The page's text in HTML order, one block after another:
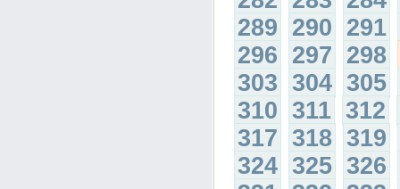
289 290 291
296 297 298
303 304 305
310 311 312
317 318 319
324 325 326